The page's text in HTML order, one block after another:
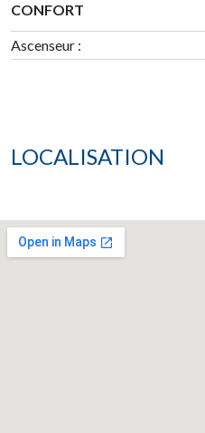
CONFORT
Ascenseur :
LOCALISATION